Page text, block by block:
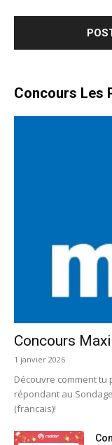
Concours Les
Concours
1 janvier 2026
Découvre comment tu
répondant au
(francais)!